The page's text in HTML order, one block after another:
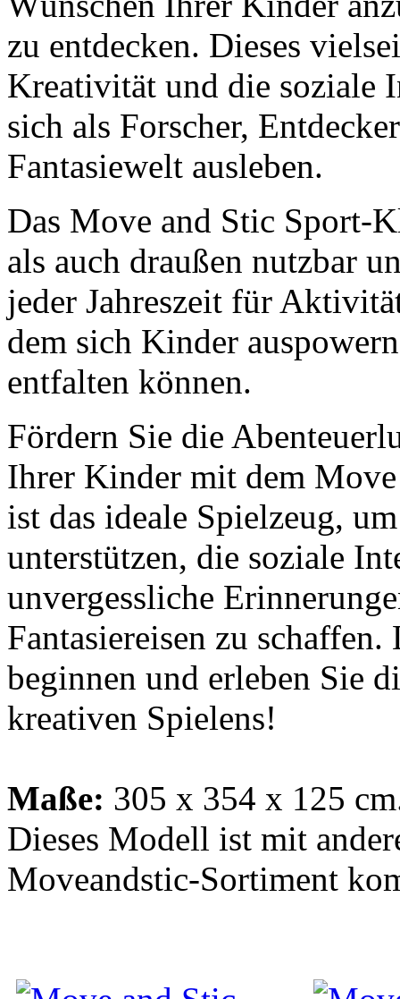
zu entdecken. Dieses
Kreativität und die soziale
sich als Forscher,
Fantasiewelt ausleben.
Das Move and Stic Sport-
als auch draußen nutzbar
jeder Jahreszeit für
dem sich Kinder
entfalten können.
Fördern Sie die
Ihrer Kinder mit dem
ist das ideale Spielzeug,
unterstützen, die soziale
unvergessliche
Fantasiereisen zu
beginnen und erleben Sie
kreativen Spielens!
Maße: 305 x 354 x 125
Dieses Modell ist mit
Moveandstic-Sortiment